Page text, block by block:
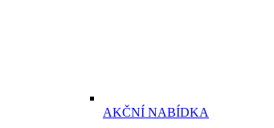
AKČNÍ NABÍDKA